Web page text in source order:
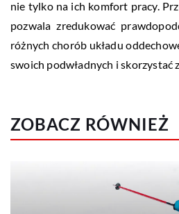
nie tylko na ich komfort pracy.
pozwala zredukować
różnych chorób układu
swoich podwładnych i
ZOBACZ RÓWNIEŻ